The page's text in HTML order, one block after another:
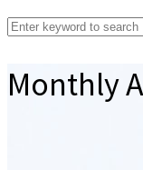
Monthly